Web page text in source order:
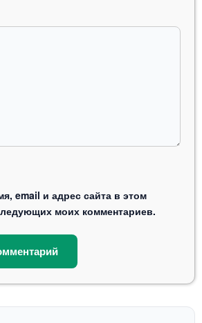
email и адрес сайта в этом
моих комментариев.